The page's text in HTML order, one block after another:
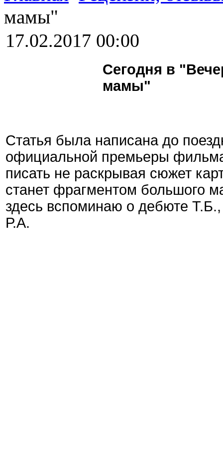
мамы"
17.02.2017 00:00
Сегодня в
мамы"
Статья была написана до
официальной премьеры
писать не раскрывая сюжет
станет фрагментом большого
здесь вспоминаю о дебюте
Р.А.